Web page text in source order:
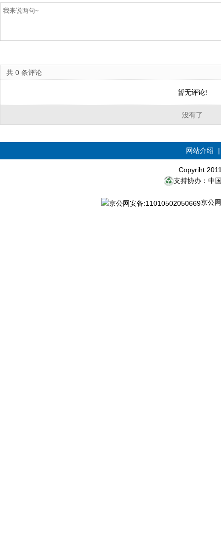
共 0 条评论
暂无评论!
没有了
网站介绍
Copyriht
支持协办：中
京公